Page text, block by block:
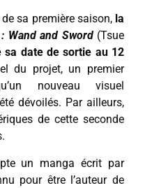
sa première saison, la
Wand and Sword(Tsue
sa date de sortie au 12
du projet, un premier
nouveau visuel
dévoilés. Par ailleurs,
de cette seconde
un manga écrit par
pour être l’auteur de